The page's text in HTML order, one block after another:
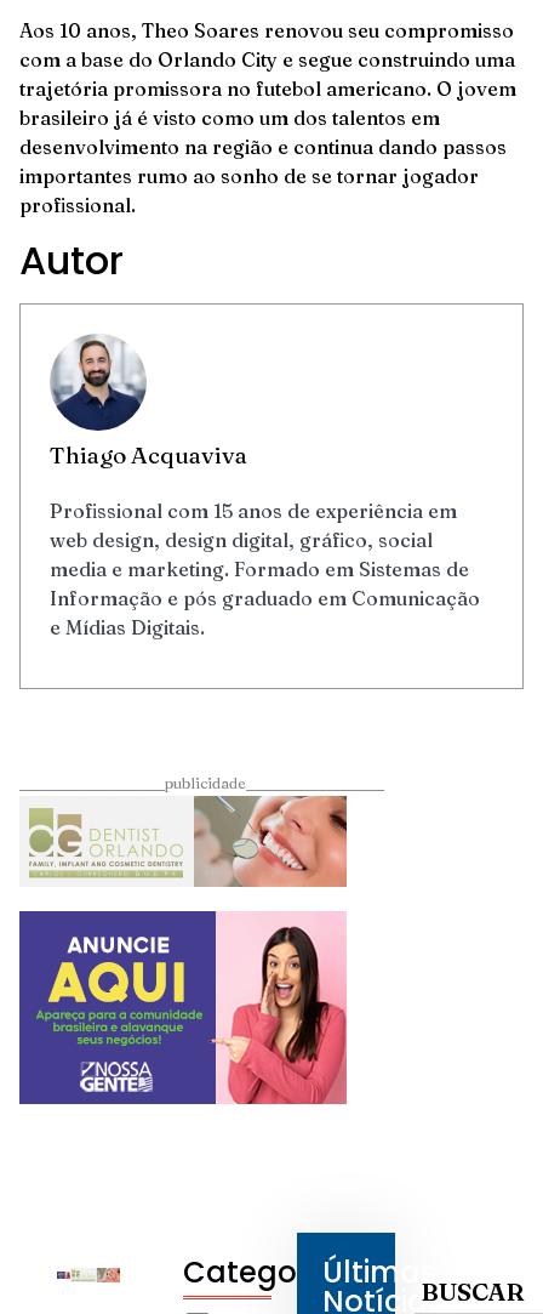
Aos 10 anos, Theo Soares renovou seu compromisso
com a base do Orlando City e segue construindo uma
trajetória promissora no futebol americano. O jovem
brasileiro já é visto como um dos talentos em
desenvolvimento na região e continua dando passos
importantes rumo ao sonho de se tornar jogador
profissional.
Autor
Thiago Acquaviva
Profissional com 15 anos de experiência em
web design, design digital, gráfico, social
media e marketing. Formado em Sistemas de
Informação e pós graduado em Comunicação
e Mídias Digitais.
____________________publicidade___________________
CategoriasÚltimas
NotíciasBUSCAR